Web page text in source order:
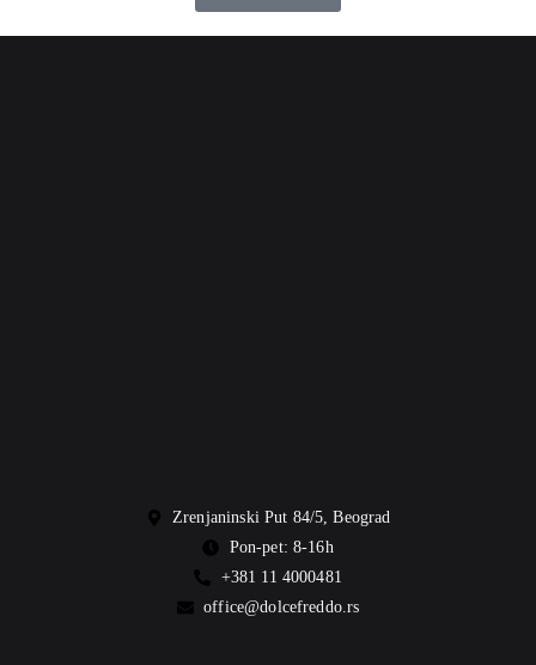
Zrenjaninski Put 84/5, Beograd
Pon-pet: 8-16h
+381 11 4000481
office@dolcefreddo.rs